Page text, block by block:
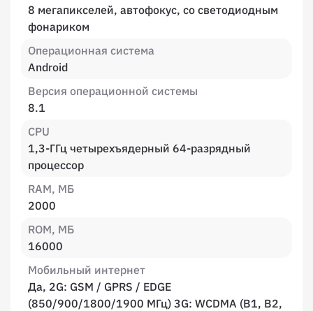
8 мегапикселей, автофокус, со светодиодным
фонариком
Операционная система
Android
Версия операционной системы
8.1
CPU
1,3-ГГц четырехъядерный 64-разрядный
процессор
RAM, МБ
2000
ROM, МБ
16000
Мобильный интернет
Да, 2G: GSM / GPRS / EDGE
(850/900/1800/1900 МГц) 3G: WCDMA (B1, B2,